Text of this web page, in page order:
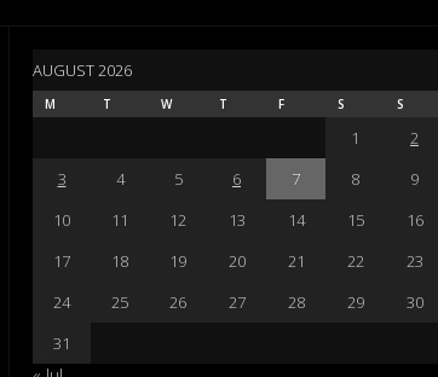
AUGUST 2026
M T W T F S S
1
2
3
4 5 6 7 8
9
10
11 12 13 14 15
16
17
18 19 20 21 22
23
24
25 26 27 28 29
30
31